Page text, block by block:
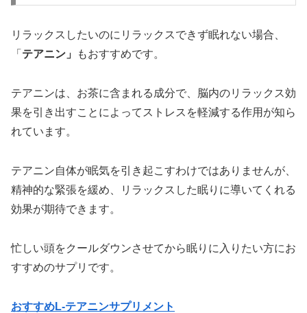
リラックスしたいのにリラックスできず眠れない場合、
「 テアニン」 もおすすめです。
テアニンは、お茶に含まれる成分で、脳内のリラックス効
果を引き出すことによってストレスを軽減する作用が知ら
れています。
テアニン自体が眠気を引き起こすわけではありませんが、
精神的な緊張を緩め、リラックスした眠りに導いてくれる
効果が期待できます。
忙しい頭をクールダウンさせてから眠りに入りたい方にお
すすめのサプリです。
おすすめL-テアニンサプリメント